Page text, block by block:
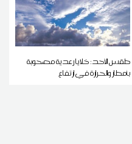
طقس الأحد: خلايا رعدية مصحوبة
بأمطار والحرارة في ارتفاع